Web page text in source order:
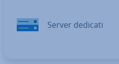
Server dedicati